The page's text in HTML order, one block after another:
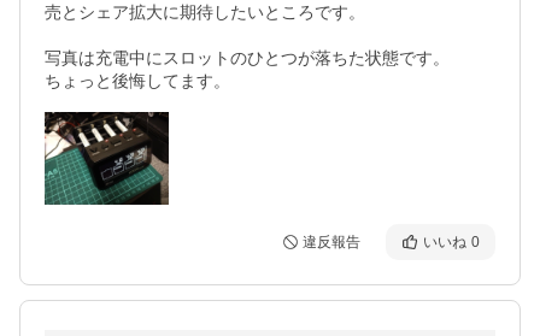
売とシェア拡大に期待したいところです。
写真は充電中にスロットのひとつが落ちた状態です。
ちょっと後悔してます。
違反報告 いいね 0